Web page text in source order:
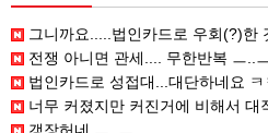
그니까요.....법인카드로 우회(?)한 것
전쟁 아니면 관세.... 무한반복 ㅡ..
법인카드로 성접대...대단하네요 ㅋ
너무 커졌지만 커진거에 비해서 대
갱장허네 ㅡ..ㅡ